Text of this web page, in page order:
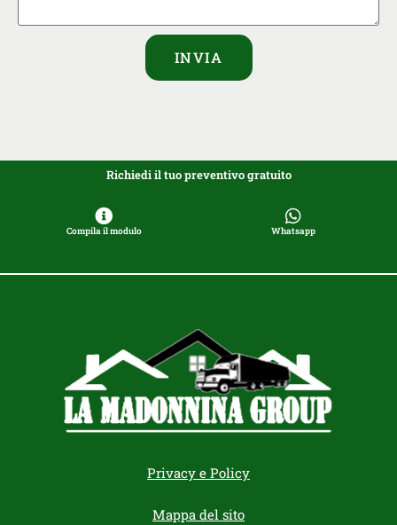
INVIA
Richiedi il tuo preventivo gratuito
Compila il modulo Whatsapp
Privacy e Policy
Mappa del sito